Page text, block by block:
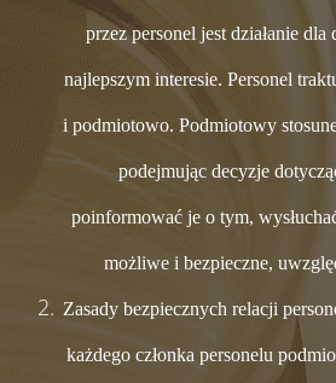
przez personel jest działanie
najlepszym interesie. Personel
i podmiotowo. Podmiotowy
podejmując decyzje
poinformować je o tym,
możliwe i bezpieczne,
Zasady bezpiecznych relacji
każdego członka personelu